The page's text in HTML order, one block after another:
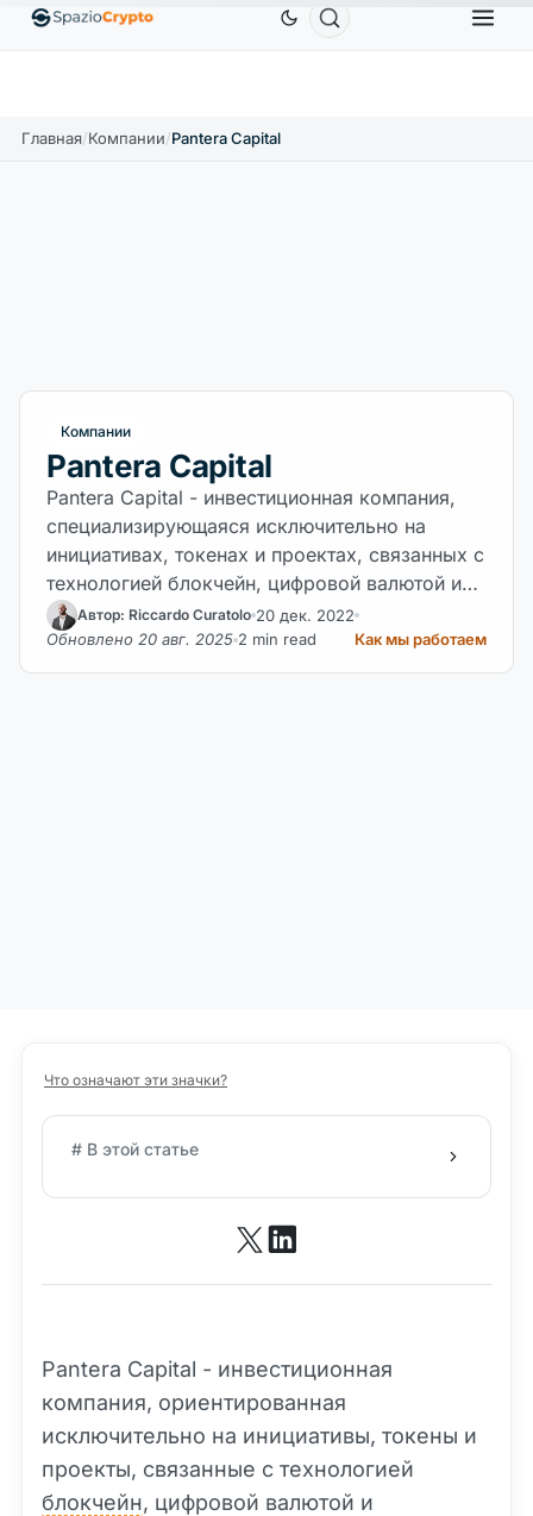
EthereumETH1 880,58 $ TetherUSDT0,9991 $ BNBBNB
Главная/Компании/Pantera Capital
Компании
Pantera Capital
Pantera Capital - инвестиционная компания,
специализирующаяся исключительно на
инициативах, токенах и проектах, связанных с
технологией блокчейн, цифровой валютой и
криптовалютами.
Автор: Riccardo Curatolo 20 дек. 2022
Обновлено 20 авг. 2025 2 min read Как мы работаем
Что означают эти значки?
# В этой статье
Pantera Capital - инвестиционная
компания, ориентированная
исключительно на инициативы, токены и
проекты, связанные с технологией
блокчейн, цифровой валютой и